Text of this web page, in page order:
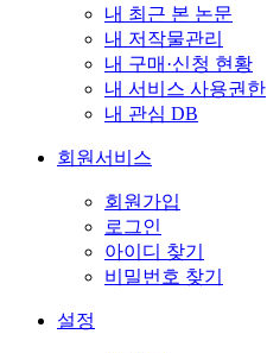
내 최근 본 논문
내 저작물관리
내 구매·신청 현황
내 서비스 사용권한
내 관심 DB
회원서비스
회원가입
로그인
아이디 찾기
비밀번호 찾기
설정